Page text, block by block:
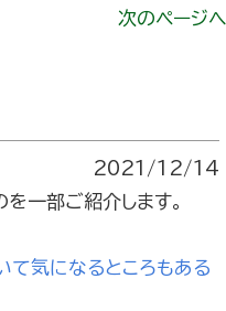
次のページへ
2021/12/14
一部ご紹介します。
て気になるところもある